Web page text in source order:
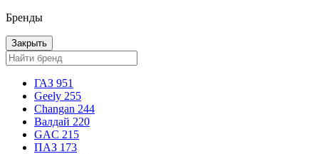
Бренды
Закрыть
ГАЗ 951
Geely 255
Changan 244
Валдай 220
GAC 215
ПАЗ 173